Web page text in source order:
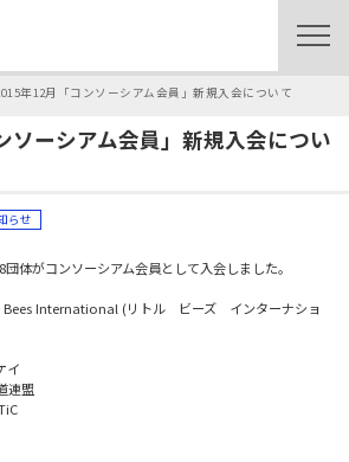
年12月「コンソーシアム会員」新規入会について
ソーシアム会員」新規入会につい
らせ
体がコンソーシアム会員として入会しました。
Bees International (リトル ビーズ インターナショ
イ
連盟